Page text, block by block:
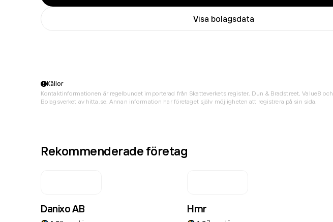
Visa bolagsdata
Källor
Kontaktinformationen är regelbundet importerad från Skatteverkets register, Dun & Bradstreet, Value8 och
Bolagsverket av hitta.se. Annan information har företaget själv möjligheten att registrera på sin sida.
Rekommenderade företag
Danixo AB Hmr